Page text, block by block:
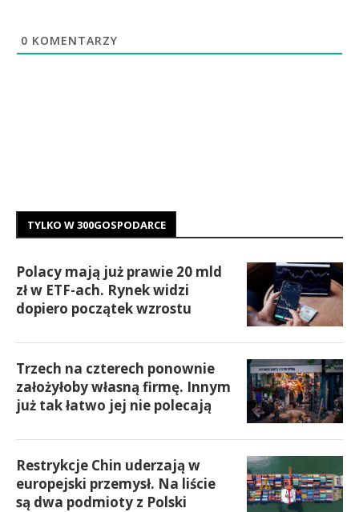
0 KOMENTARZY
TYLKO W 300GOSPODARCE
Polacy mają już prawie 20 mld
zł w ETF-ach. Rynek widzi
dopiero początek wzrostu
Trzech na czterech ponownie
założyłoby własną firmę. Innym
już tak łatwo jej nie polecają
Restrykcje Chin uderzają w
europejski przemysł. Na liście
są dwa podmioty z Polski